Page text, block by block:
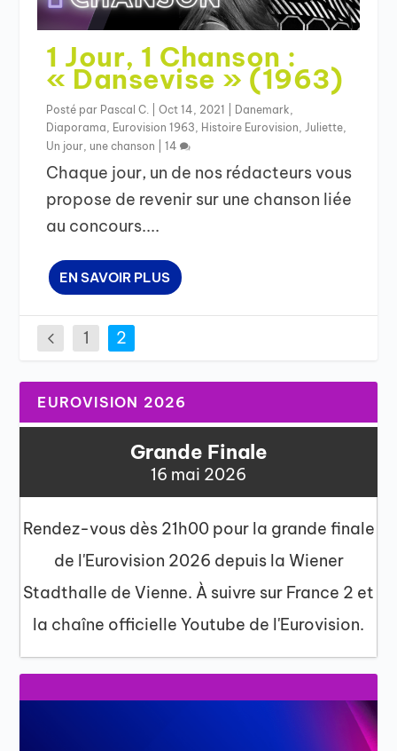
1 Jour, 1 Chanson :
« Dansevise » (1963)
Posté par Pascal C. |Oct 14, 2021 Danemark
Diaporama Eurovision 1963 Histoire Eurovision Juliette
Un jour, une chanson |14
Chaque jour, un de nos rédacteurs vous
propose de revenir sur une chanson liée
au concours....
EN SAVOIR PLUS
1 2
EUROVISION 2026
Grande Finale
16 mai 2026
Rendez-vous dès 21h00 pour la grande finale
de l'Eurovision 2026 depuis la Wiener
Stadthalle de Vienne. À suivre sur France 2 et
la chaîne officielle Youtube de l'Eurovision.